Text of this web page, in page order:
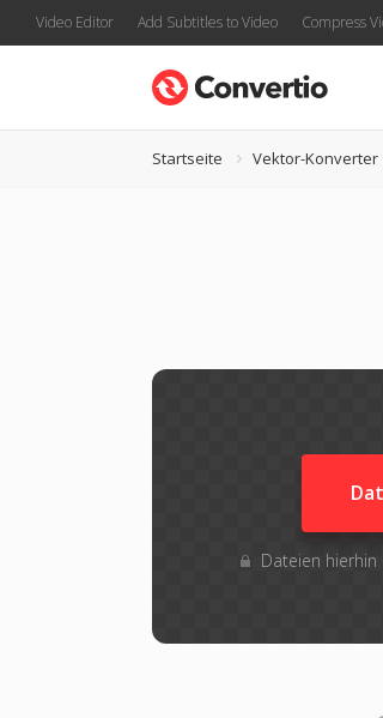
Video Editor Add Subtitles to Video Compress
Startseite Vektor-Konverter
Dateien